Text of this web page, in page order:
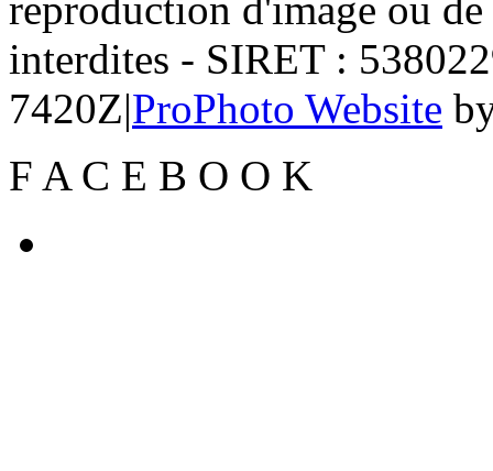
interdites - SIRET :
7420Z|ProPhoto Website
F A C E B O O K